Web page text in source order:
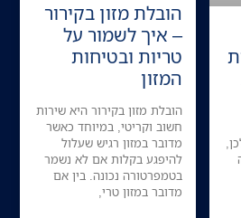
הובלת מזון בקירור
– איך לשמור על
טריות ובטיחות
המזון
הובלת מזון בקירור היא שירות
חשוב וקריטי, במיוחד כאשר
מדובר במזון רגיש שעלול
להיפגע בקלות אם לא נשמר
בטמפרטורה נכונה. בין אם
מדובר במזון טרי,